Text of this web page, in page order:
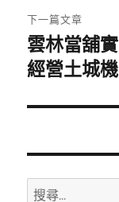
章:
下一篇文章
下
一
文
雲林當舖
經營土城
搜